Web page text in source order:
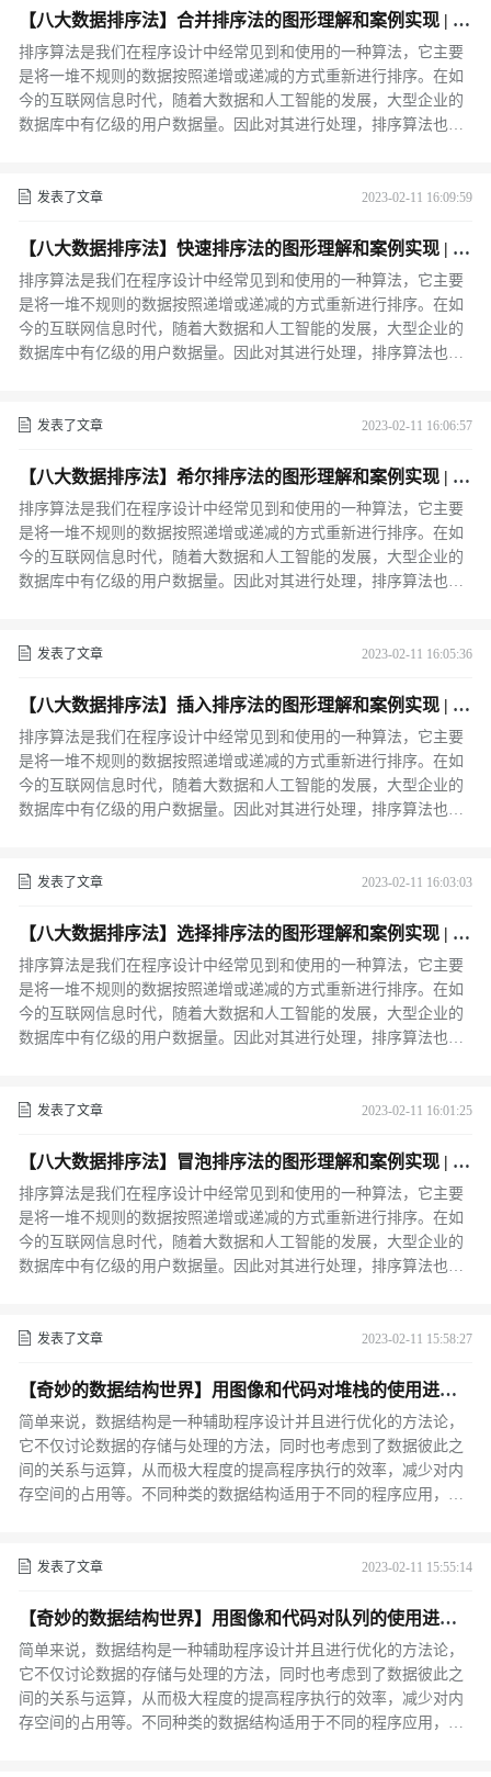
【八大数据排序法】合并排序法的图形理解和案例实现 | C
++
排序算法是我们在程序设计中经常见到和使用的一种算法，它主要
是将一堆不规则的数据按照递增或递减的方式重新进行排序。在如
今的互联网信息时代，随着大数据和人工智能的发展，大型企业的
数据库中有亿级的用户数据量。因此对其进行处理，排序算法也就
发表了文章 2023-02-11 16:09:59
【八大数据排序法】快速排序法的图形理解和案例实现 | C
++
排序算法是我们在程序设计中经常见到和使用的一种算法，它主要
是将一堆不规则的数据按照递增或递减的方式重新进行排序。在如
今的互联网信息时代，随着大数据和人工智能的发展，大型企业的
数据库中有亿级的用户数据量。因此对其进行处理，排序算法也就
发表了文章 2023-02-11 16:06:57
【八大数据排序法】希尔排序法的图形理解和案例实现 | C
++
排序算法是我们在程序设计中经常见到和使用的一种算法，它主要
是将一堆不规则的数据按照递增或递减的方式重新进行排序。在如
今的互联网信息时代，随着大数据和人工智能的发展，大型企业的
数据库中有亿级的用户数据量。因此对其进行处理，排序算法也就
发表了文章 2023-02-11 16:05:36
【八大数据排序法】插入排序法的图形理解和案例实现 | C
++
排序算法是我们在程序设计中经常见到和使用的一种算法，它主要
是将一堆不规则的数据按照递增或递减的方式重新进行排序。在如
今的互联网信息时代，随着大数据和人工智能的发展，大型企业的
数据库中有亿级的用户数据量。因此对其进行处理，排序算法也就
发表了文章 2023-02-11 16:03:03
【八大数据排序法】选择排序法的图形理解和案例实现 | C
++
排序算法是我们在程序设计中经常见到和使用的一种算法，它主要
是将一堆不规则的数据按照递增或递减的方式重新进行排序。在如
今的互联网信息时代，随着大数据和人工智能的发展，大型企业的
数据库中有亿级的用户数据量。因此对其进行处理，排序算法也就
发表了文章 2023-02-11 16:01:25
【八大数据排序法】冒泡排序法的图形理解和案例实现 | C
++
排序算法是我们在程序设计中经常见到和使用的一种算法，它主要
是将一堆不规则的数据按照递增或递减的方式重新进行排序。在如
今的互联网信息时代，随着大数据和人工智能的发展，大型企业的
数据库中有亿级的用户数据量。因此对其进行处理，排序算法也就
发表了文章 2023-02-11 15:58:27
【奇妙的数据结构世界】用图像和代码对堆栈的使用进行
透彻学习 | C++
简单来说，数据结构是一种辅助程序设计并且进行优化的方法论，
它不仅讨论数据的存储与处理的方法，同时也考虑到了数据彼此之
间的关系与运算，从而极大程度的提高程序执行的效率，减少对内
存空间的占用等。不同种类的数据结构适用于不同的程序应用，选
发表了文章 2023-02-11 15:55:14
【奇妙的数据结构世界】用图像和代码对队列的使用进行
透彻学习 | C++
简单来说，数据结构是一种辅助程序设计并且进行优化的方法论，
它不仅讨论数据的存储与处理的方法，同时也考虑到了数据彼此之
间的关系与运算，从而极大程度的提高程序执行的效率，减少对内
存空间的占用等。不同种类的数据结构适用于不同的程序应用，选